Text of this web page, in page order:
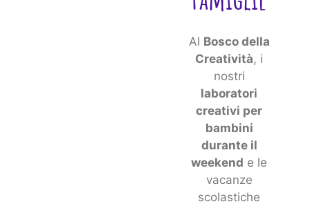
Al Bosco della
Creatività, i
nostri
laboratori
creativi per
bambini
durante il
weekend e le
vacanze
scolastiche